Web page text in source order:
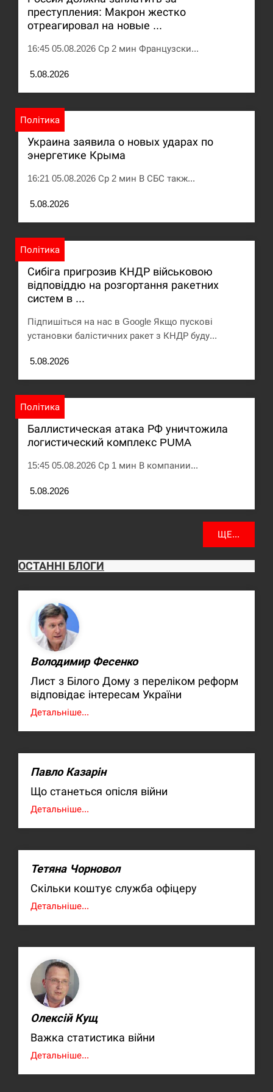
преступления: Макрон жестко
отреагировал на новые ...
16:45 05.08.2026 Ср 2 мин Французски...
5.08.2026
Політика
Украина заявила о новых ударах по
энергетике Крыма
16:21 05.08.2026 Ср 2 мин В СБС такж...
5.08.2026
Політика
Сибіга пригрозив КНДР військовою
відповіддю на розгортання ракетних
систем в ...
Підпишіться на нас в Google Якщо пускові
установки балістичних ракет з КНДР буду...
5.08.2026
Політика
Баллистическая атака РФ уничтожила
логистический комплекс PUMA
15:45 05.08.2026 Ср 1 мин В компании...
5.08.2026
ЩЕ...
ОСТАННІ БЛОГИ
Володимир Фесенко
Лист з Білого Дому з переліком реформ
відповідає інтересам України
Детальніше...
Павло Казарін
Що станеться опісля війни
Детальніше...
Тетяна Чорновол
Скільки коштує служба офіцеру
Детальніше...
Олексій Кущ
Важка статистика війни
Детальніше...